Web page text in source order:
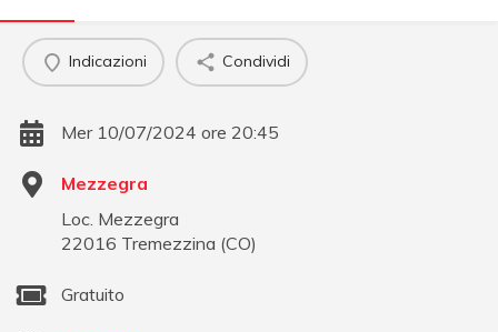
Indicazioni Condividi
Mer 10/07/2024 ore 20:45
Mezzegra
Loc. Mezzegra
22016 Tremezzina (CO)
Gratuito